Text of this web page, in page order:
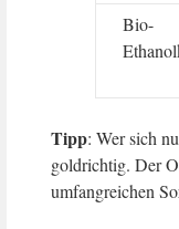
Bio-
Tipp: Wer sich
goldrichtig. Der
umfangreichen